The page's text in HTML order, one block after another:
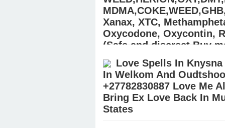
Xanax, XTC,
Oxycodone, Oxycontin,
(Safe and discreet Buy
USA,AUS,EUROPE
Buy Pain killers
STEROIDS (Ecstasy/Nembutal) |
Hydrocodone, Alprazolam Powder,
Love Spells In
In Welkom And
+27782830887 Love Me
Bring Ex Love Back In
States